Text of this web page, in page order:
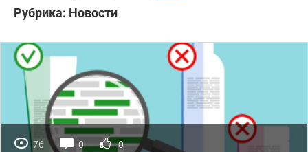
Рубрика: Новости
76 0 0